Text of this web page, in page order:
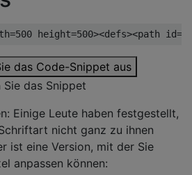
=500 height=500><defs><path id=
das Code-Snippet aus
Sie das Snippet
Einige Leute haben festgestellt,
nicht ganz zu ihnen
ist eine Version, mit der Sie
anpassen können: